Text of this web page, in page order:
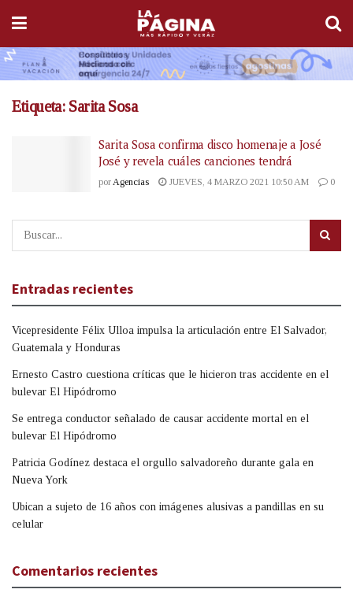
Etiqueta: Sarita Sosa
Sarita Sosa confirma disco homenaje a José
José y revela cuáles canciones tendrá
por Agencias JUEVES, 4 MARZO 2021 10:50 AM 0
Entradas recientes
Vicepresidente Félix Ulloa impulsa la articulación entre El Salvador,
Guatemala y Honduras
Ernesto Castro cuestiona críticas que le hicieron tras accidente en el
bulevar El Hipódromo
Se entrega conductor señalado de causar accidente mortal en el
bulevar El Hipódromo
Patricia Godínez destaca el orgullo salvadoreño durante gala en
Nueva York
Ubican a sujeto de 16 años con imágenes alusivas a pandillas en su
celular
Comentarios recientes